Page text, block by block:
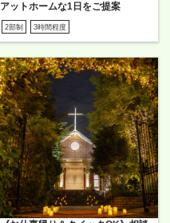
アットホームな1日をご提案
2部制 3時間程度